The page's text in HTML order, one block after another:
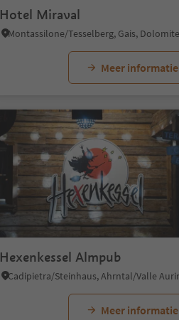
Hotel Miraval
Meer informatie
Hexenkessel Almpub
Meer informatie